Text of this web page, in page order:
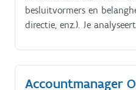
besluitvormers en
directie, enz.). Je
Accountmanager